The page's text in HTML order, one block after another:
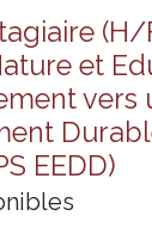
(H/
et
vers
EEDD)